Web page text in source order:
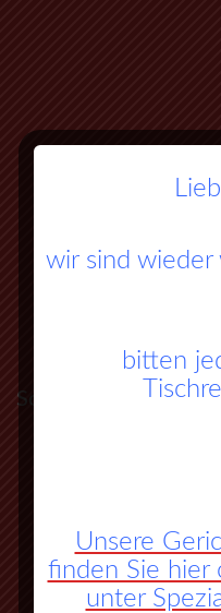
So finden Sie zu uns:
an der 3. Ampel
vorbei an
wir sind
bitten
Unsere
finden Sie hier
unter